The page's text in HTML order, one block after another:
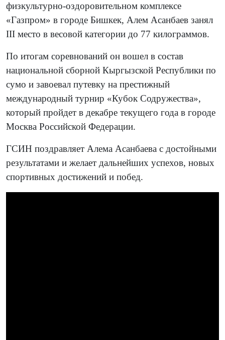
физкультурно-оздоровительном комплексе
«Газпром» в городе Бишкек, Алем Асанбаев занял
III место в весовой категории до 77 килограммов.
По итогам соревнований он вошел в состав
национальной сборной Кыргызской Республики по
сумо и завоевал путевку на престижный
международный турнир «Кубок Содружества»,
который пройдет в декабре текущего года в городе
Москва Российской Федерации.
ГСИН поздравляет Алема Асанбаева с достойными
результатами и желает дальнейших успехов, новых
спортивных достижений и побед.